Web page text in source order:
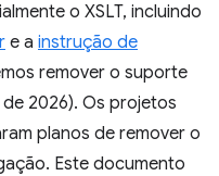
o XSLT, incluindo
e a instrução de
remover o suporte
2026). Os projetos
planos de remover o
Este documento